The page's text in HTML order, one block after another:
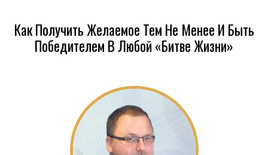
Как Получить Желаемое Тем Не Менее И Быть
Победителем В Любой «Битве Жизни»